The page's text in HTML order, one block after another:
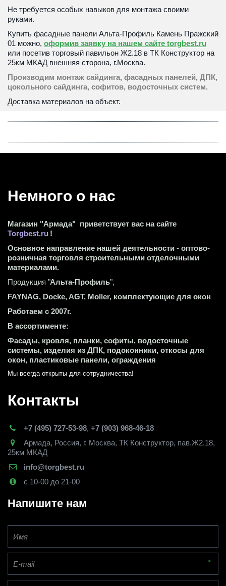
Не требуется особых навыков для монтажа своими
руками.
Купить фасадные панели Альта-Профиль Камень Пражский
01 можно, оформив заявку на нашем сайте torgbest.ru
или посетив торговый павильон Ж2.18 в ТК Конструктор на
25км МКАД внешняя сторона, г.Москва.
Производим монтаж сайдинга, фасадных панелей, ДПК,
цокольного сайдинга, софитов, водосточных систем.
Доставка материалов на объект.
Немного о нас
Магазин "Армада"  приветствует вас на сайте
Torgbest.ru !
Основное направление нашей деятельности - оптово-
розничная торговля строительными отделочными
материалами.
Продукция "Альта-Профиль",
FAYNAG, Docke, AGT, Moller, комплектующие для окон
Работаем с 2007г.
В ассортименте:
Фасады, кровля, планки, софиты, водосточные
системы, изделия из ДПК, подоконники, откосы для
окон, пластиковые панели, ограждения
Мы всегда открыты для сотрудничества!
Контакты
+7 (495) 727-53-98, +7 (903) 968-46-18
Армада, Россия, г. Москва, ТК Конструктор, пав.Ж2.18,
25км МКАД
info@torgbest.ru
с 10-00 до 21-00
Напишите нам
*